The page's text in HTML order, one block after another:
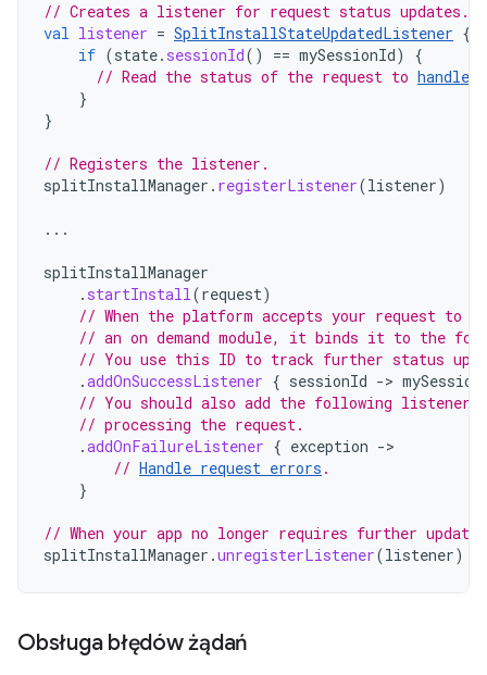
// Creates a listener for request status updates.
val listener = SplitInstallStateUpdatedListener {
if (state. sessionId() == mySessionId)
{
// Read the status of the request to handle
}
}
// Registers the listener.
splitInstallManager . registerListener(listener)
...
splitInstallManager
. startInstall(request)
// When the platform accepts your request to
// an on demand module, it binds it to the
// You use this ID to track further status
.addOnSuccessListener { sessionId ->
// You should also add the following listener
// processing the request.
.addOnFailureListener { exception -
// Handle request errors .
}
// When your app no longer requires further
splitInstallManager .unregisterListener(listener)
Obsługa błędów żądań